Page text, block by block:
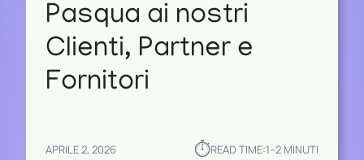
Pasqua ai nostri
Clienti, Partner e
Fornitori
APRILE 2, 2026 ⏱︎READ TIME:1–2 MINUTI